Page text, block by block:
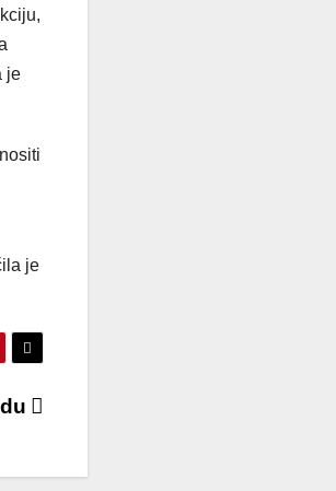
je
je